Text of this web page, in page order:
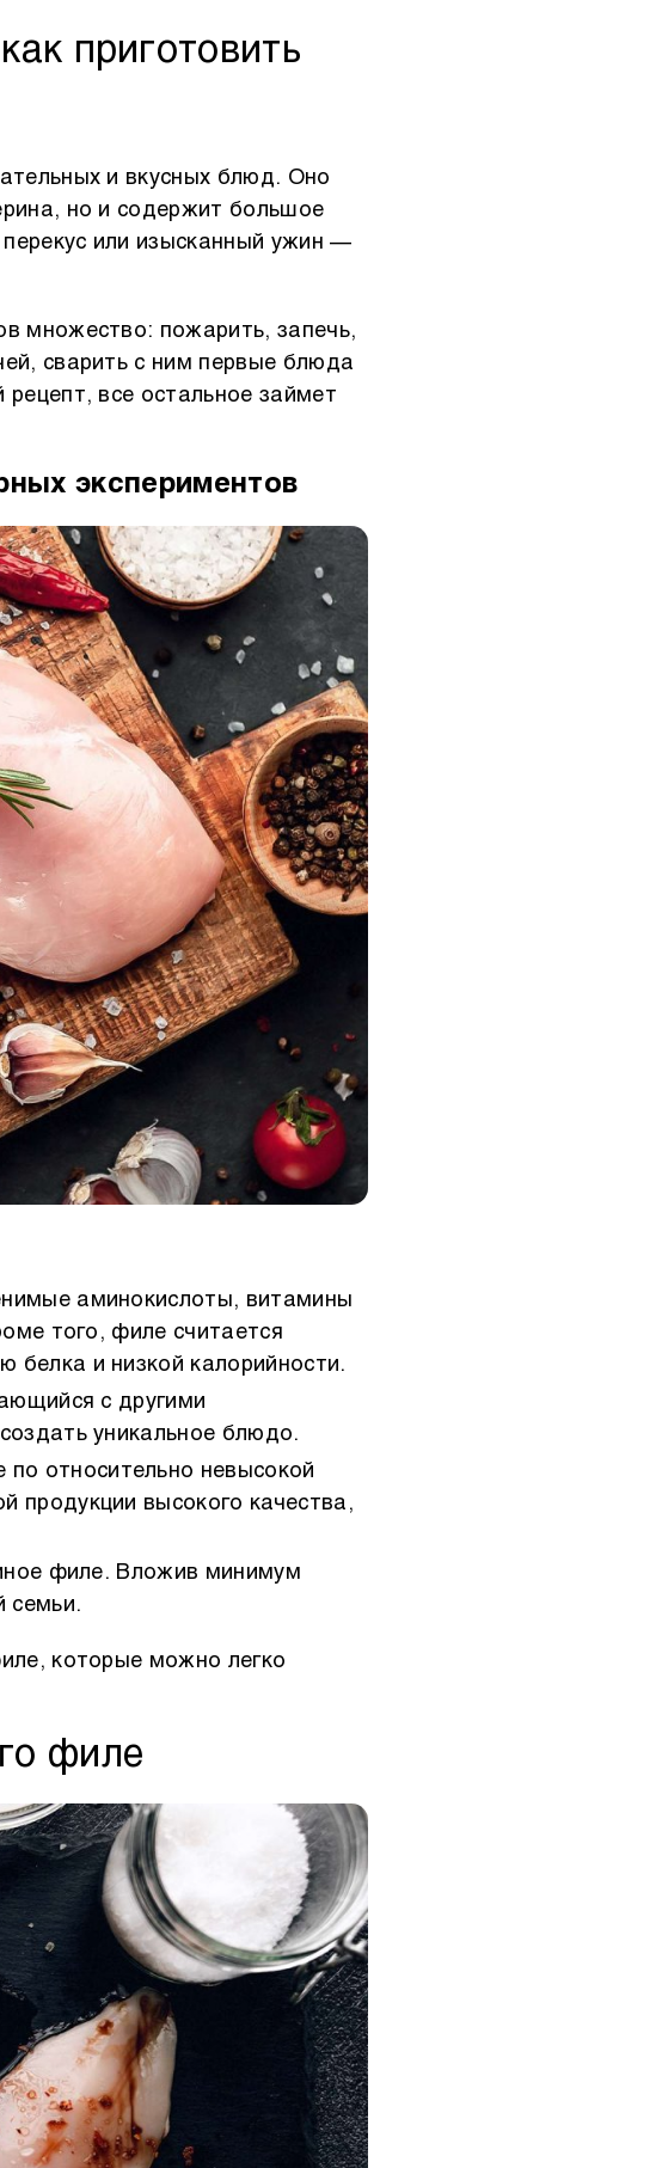
приготовить
и вкусных блюд. Оно
но и содержит большое
или изысканный ужин —
множество: пожарить, запечь,
сварить с ним первые блюда
все остальное займет
экспериментов
аминокислоты, витамины
того, филе считается
белка и низкой калорийности.
с другими
уникальное блюдо.
относительно невысокой
продукции высокого качества,
филе. Вложив минимум
семьи.
которые можно легко
филе